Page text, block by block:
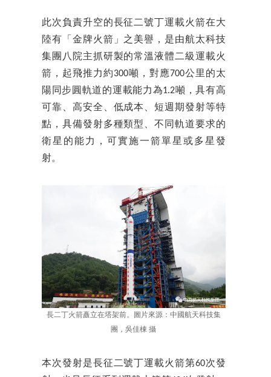
此次負責升空的長征二號丁運載火箭在大
陸有「金牌火箭」之美譽，是由航太科技
集團八院主抓研製的常溫液體二級運載火
箭，起飛推力約300噸，對應700公里的太
陽同步圓軌道的運載能力為1.2噸，具有高
可靠、高安全、低成本、短週期發射等特
點，具備發射多種類型、不同軌道要求的
衛星的能力，可實施一箭單星或多星發
射。
長二丁火箭矗立在塔架前。圖片來源：中國航天科技集
團，吳佳棟 攝
本次發射是長征二號丁運載火箭第60次發